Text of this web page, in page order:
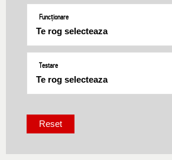
Funcționare
Testare